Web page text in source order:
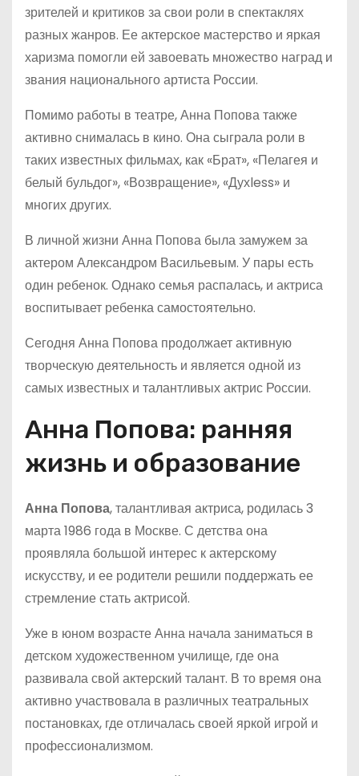
зрителей и критиков за свои роли в спектаклях
разных жанров. Ее актерское мастерство и яркая
харизма помогли ей завоевать множество наград и
звания национального артиста России.
Помимо работы в театре, Анна Попова также
активно снималась в кино. Она сыграла роли в
таких известных фильмах, как «Брат», «Пелагея и
белый бульдог», «Возвращение», «Духless» и
многих других.
В личной жизни Анна Попова была замужем за
актером Александром Васильевым. У пары есть
один ребенок. Однако семья распалась, и актриса
воспитывает ребенка самостоятельно.
Сегодня Анна Попова продолжает активную
творческую деятельность и является одной из
самых известных и талантливых актрис России.
Анна Попова: ранняя
жизнь и образование
Анна Попова, талантливая актриса, родилась 3
марта 1986 года в Москве. С детства она
проявляла большой интерес к актерскому
искусству, и ее родители решили поддержать ее
стремление стать актрисой.
Уже в юном возрасте Анна начала заниматься в
детском художественном училище, где она
развивала свой актерский талант. В то время она
активно участвовала в различных театральных
постановках, где отличалась своей яркой игрой и
профессионализмом.